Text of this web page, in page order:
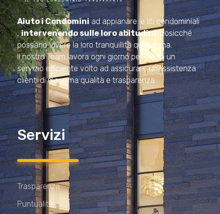
Amministrazioni Rizzardo
Il tuo condominio trasparente
Aiuto i Condominiad appianare le liti condominiali
,intervenendo sulle loro abitudini, cosicché
possano vivere la loro tranquillità quotidiana.
Il nostro Team lavora ogni giorno per offrire un
servizio efficiente volto ad assicurare un’assistenza
clienti di massima qualità e trasparenza.
Servizi
Trasparenza
Puntualità